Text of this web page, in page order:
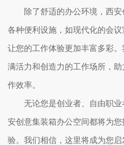
除了舒适的办公环境，西
各种便利设施，如现代化的会议
让您的工作体验更加丰富多彩
满活力和创造力的工作场所，
作效率。
无论您是创业者、自由职
安创意集装箱办公空间都将为
验。我们相信，这里将成为您启